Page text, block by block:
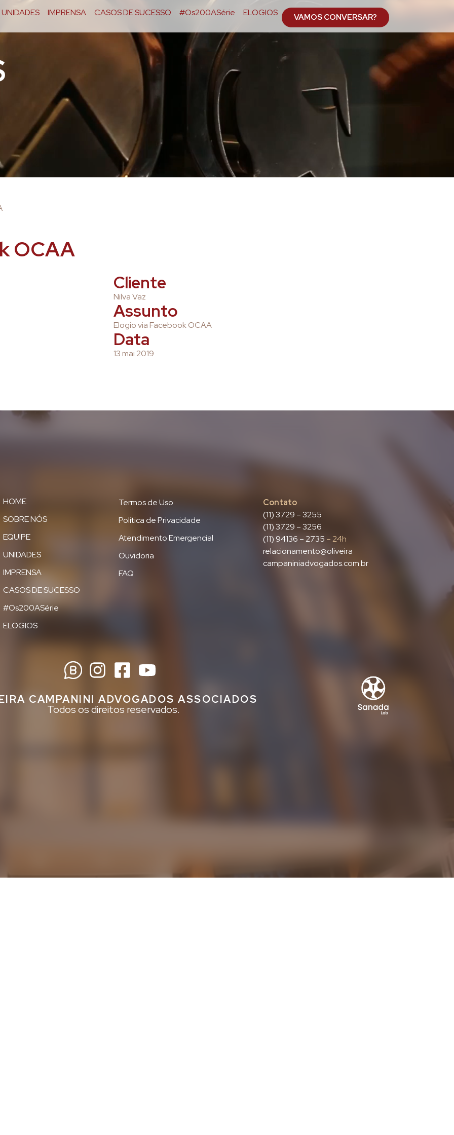
UNIDADES IMPRENSA CASOS DE SUCESSO #Os200ASérie ELOGIOS VAMOS CONVERSAR?
OCAA
Cliente
Nilva Vaz
Assunto
Elogio via Facebook OCAA
Data
13 mai 2019
HOME
SOBRE NÓS
EQUIPE
UNIDADES
IMPRENSA
CASOS DE SUCESSO
#Os200ASérie
ELOGIOS
Termos de Uso
Política de Privacidade
Atendimento Emergencial
Ouvidoria
FAQ
Contato
(11) 3729 – 3255
(11) 3729 – 3256
(11) 94136 – 2735 – 24h
relacionamento@oliveira
campaniniadvogados.com.br
CAMPANINI ADVOGADOS ASSOCIADOS
Todos os direitos reservados.